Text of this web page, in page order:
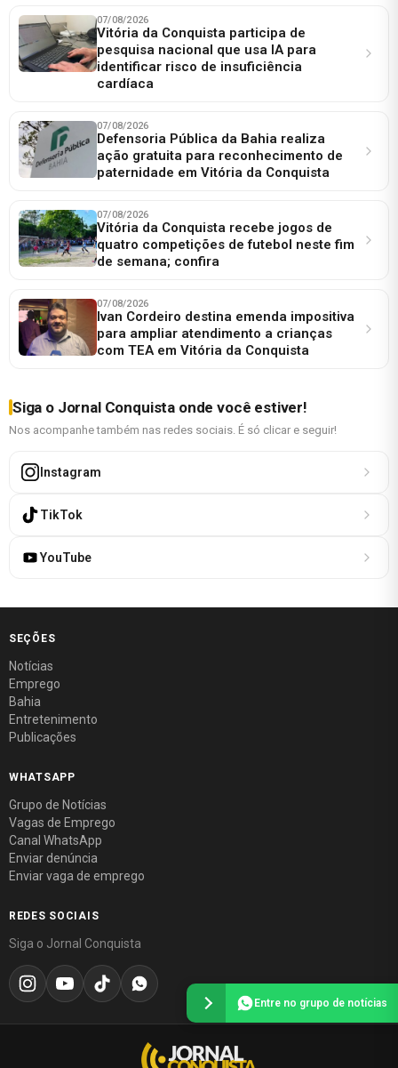
07/08/2026
Vitória da Conquista participa de
pesquisa nacional que usa IA para
identificar risco de insuficiência
cardíaca
07/08/2026
Defensoria Pública da Bahia realiza
ação gratuita para reconhecimento de
paternidade em Vitória da Conquista
07/08/2026
Vitória da Conquista recebe jogos de
quatro competições de futebol neste fim
de semana; confira
07/08/2026
Ivan Cordeiro destina emenda impositiva
para ampliar atendimento a crianças
com TEA em Vitória da Conquista
Siga o Jornal Conquista onde você estiver!
Nos acompanhe também nas redes sociais. É só clicar e seguir!
Instagram
TikTok
YouTube
SEÇÕES
Notícias
Emprego
Bahia
Entretenimento
Publicações
WHATSAPP
Grupo de Notícias
Vagas de Emprego
Canal WhatsApp
Enviar denúncia
Enviar vaga de emprego
REDES SOCIAIS
Siga o Jornal Conquista
Entre no grupo de notícias